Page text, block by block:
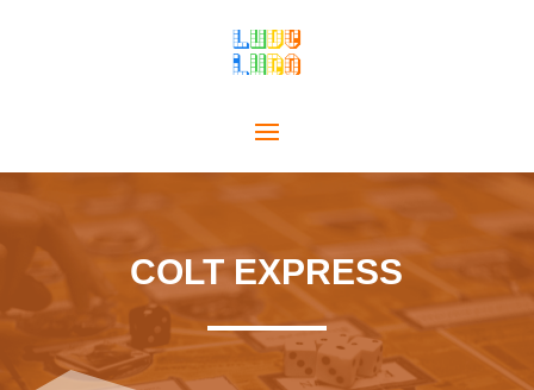
COLT EXPRESS